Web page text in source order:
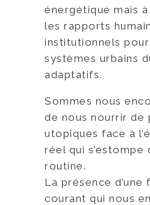
énergétique mais
les rapports
institutionnels
systèmes urbains
adaptatifs.
Sommes nous
de nous nourrir de
utopiques face à
réel qui s’estompe
routine.
La présence d’une
courant qui nous